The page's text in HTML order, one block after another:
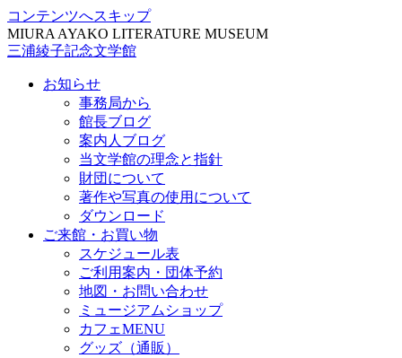
コンテンツへスキップ
MIURA AYAKO LITERATURE MUSEUM
三浦綾子記念文学館
お知らせ
事務局から
館長ブログ
案内人ブログ
当文学館の理念と指針
財団について
著作や写真の使用について
ダウンロード
ご来館・お買い物
スケジュール表
ご利用案内・団体予約
地図・お問い合わせ
ミュージアムショップ
カフェMENU
グッズ（通販）